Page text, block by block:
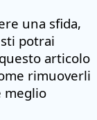
una sfida,
potrai
articolo
rimuoverli
meglio